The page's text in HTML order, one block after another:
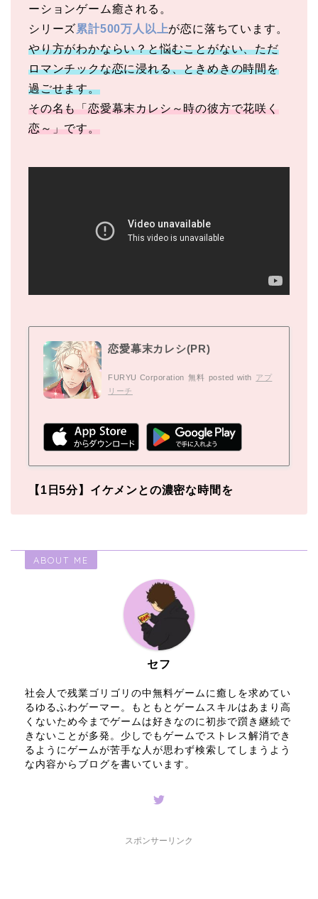
ーションゲーム癒される。
シリーズ累計500万人以上が恋に落ちています。
やり方がわかならい？と悩むことがない、ただ
ロマンチックな恋に浸れる、ときめきの時間を
過ごせます。
その名も「恋愛幕末カレシ～時の彼方で花咲く
恋～」です。
恋愛幕末カレシ(PR)
FURYU Corporation 無料 posted with アプ
リーチ
【1日5分】イケメンとの濃密な時間を
ABOUT ME
セフ
社会人で残業ゴリゴリの中無料ゲームに癒しを求めてい
るゆるふわゲーマー。もともとゲームスキルはあまり高
くないため今までゲームは好きなのに初歩で躓き継続で
きないことが多発。少しでもゲームでストレス解消でき
るようにゲームが苦手な人が思わず検索してしまうよう
な内容からブログを書いています。
スポンサーリンク